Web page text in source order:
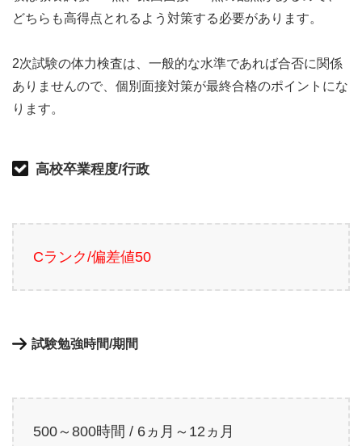
どちらも高得点とれるよう対策する必要があります。
2次試験の体力検査は、一般的な水準であれば合否に関係
ありませんので、個別面接対策が最終合格のポイントにな
ります。
高校卒業程度/行政
Cランク/偏差値50
試験勉強時間/期間
500～800時間 / 6ヵ月～12ヵ月